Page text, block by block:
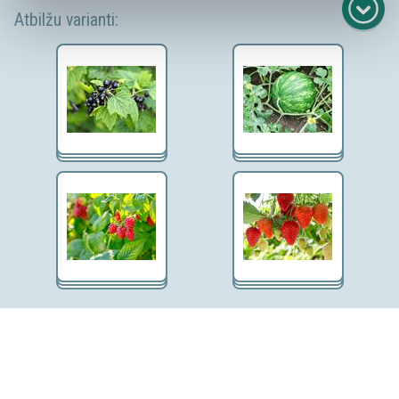
Atbilžu varianti:
Copyright © 2026 SIA Uzdevumi.lv
Kontakti
Lietošanas noteikumi
Privātuma politika
Sīkdatņu iestatījumi